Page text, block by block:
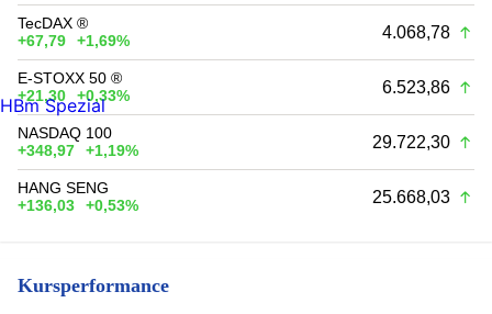
TecDAX ®
+67,79
+1,69% 4.068,78
E-STOXX 50 ®
+21,30
+0,33% 6.523,86
NASDAQ 100
+348,97
+1,19% 29.722,30
HANG SENG
+136,03
+0,53% 25.668,03
Kursperformance
HBm Spezial